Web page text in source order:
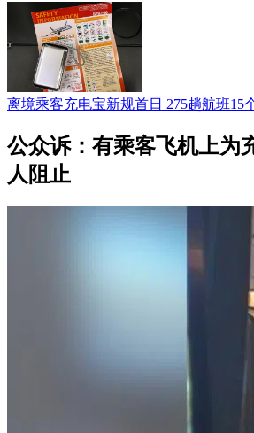
离境乘客充电宝新规首日 275趟航班15
公众诉：有乘客飞机上为
人阻止